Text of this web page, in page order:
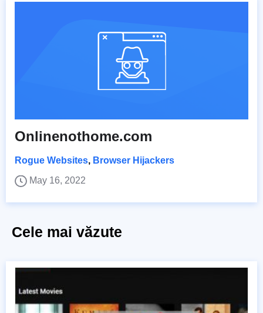
Onlinenothome.com
Rogue Websites, Browser Hijackers
May 16, 2022
Cele mai văzute